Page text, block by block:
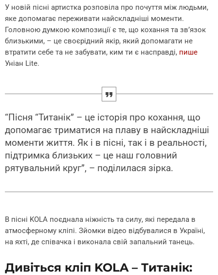
У новій пісні артистка розповіла про почуття між людьми,
яке допомагає переживати найскладніші моменти.
Головною думкою композиції є те, що кохання та зв’язок
близькими, – це своєрідний якір, який допомагати не
втратити себе та не забувати, ким ти є насправді, пише
Уніан Lite.
“Пісня “Титанік” – це історія про кохання, що
допомагає триматися на плаву в найскладніші
моменти життя. Як і в пісні, так і в реальності,
підтримка близьких – це наш головний
рятувальний круг”, – поділилася зірка.
В пісні KOLA поєднала ніжність та силу, які передала в
атмосферному кліпі. Зйомки відео відбувалися в Україні,
на яхті, де співачка і виконала свій запальний танець.
Дивіться кліп KOLA – Титанік: